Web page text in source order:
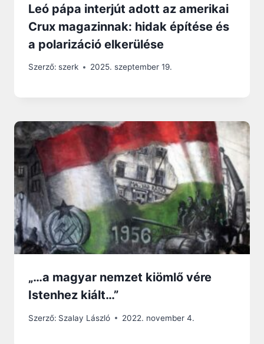
Leó pápa interjút adott az amerikai
Crux magazinnak: hidak építése és
a polarizáció elkerülése
Szerző: szerk 2025. szeptember 19.
„…a magyar nemzet kiömlő vére
Istenhez kiált…”
Szerző: Szalay László 2022. november 4.